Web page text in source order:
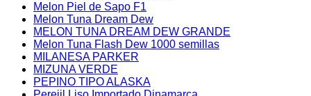
Melon Piel de Sapo F1
Melon Tuna Dream Dew
MELON TUNA DREAM DEW GRANDE
Melon Tuna Flash Dew 1000 semillas
MILANESA PARKER
MIZUNA VERDE
PEPINO TIPO ALASKA